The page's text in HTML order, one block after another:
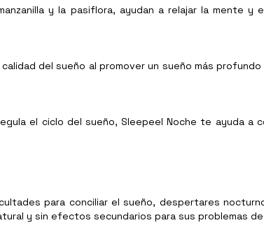
y la pasiflora, ayudan a relajar la mente
del sueño al promover un sueño más
el ciclo del sueño, Sleepeel Noche te ayuda a
para conciliar el sueño, despertares
y sin efectos secundarios para sus problemas